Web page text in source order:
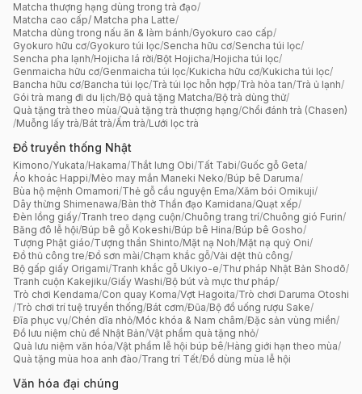
Matcha thượng hạng dùng trong trà đạo/
Matcha cao cấp/ Matcha pha Latte/
Matcha dùng trong nấu ăn & làm bánh/Gyokuro cao cấp/
Gyokuro hữu cơ/Gyokuro túi lọc/Sencha hữu cơ/Sencha túi lọc/
Sencha pha lạnh/Hojicha lá rời/Bột Hojicha/Hojicha túi lọc/
Genmaicha hữu cơ/Genmaicha túi lọc/Kukicha hữu cơ/Kukicha túi lọc/
Bancha hữu cơ/Bancha túi lọc/Trà túi lọc hỗn hợp/Trà hòa tan/Trà ủ lạnh/
Gói trà mang đi du lịch/Bộ quà tặng Matcha/Bộ trà dùng thử/
Quà tặng trà theo mùa/Quà tặng trà thượng hạng/Chổi đánh trà (Chasen)
/Muỗng lấy trà/Bát trà/Ấm trà/Lưới lọc trà
Đồ truyền thống Nhật
Kimono/Yukata/Hakama/Thắt lưng Obi/Tất Tabi/Guốc gỗ Geta/
Áo khoác Happi/Mèo may mắn Maneki Neko/Búp bê Daruma/
Bùa hộ mệnh Omamori/Thẻ gỗ cầu nguyện Ema/Xăm bói Omikuji/
Dây thừng Shimenawa/Bàn thờ Thần đạo Kamidana/Quạt xếp/
Đèn lồng giấy/Tranh treo dạng cuộn/Chuông trang trí/Chuông gió Furin/
Băng đô lễ hội/Búp bê gỗ Kokeshi/Búp bê Hina/Búp bê Gosho/
Tượng Phật giáo/Tượng thần Shinto/Mặt nạ Noh/Mặt nạ quỷ Oni/
Đồ thủ công tre/Đồ sơn mài/Chạm khắc gỗ/Vải dệt thủ công/
Bộ gấp giấy Origami/Tranh khắc gỗ Ukiyo-e/Thư pháp Nhật Bản Shodō/
Tranh cuộn Kakejiku/Giấy Washi/Bộ bút và mực thư pháp/
Trò chơi Kendama/Con quay Koma/Vợt Hagoita/Trò chơi Daruma Otoshi
/Trò chơi trí tuệ truyền thống/Bát cơm/Đũa/Bộ đồ uống rượu Sake/
Đĩa phục vụ/Chén dĩa nhỏ/Móc khóa & Nam châm/Đặc sản vùng miền/
Đồ lưu niệm chủ đề Nhật Bản/Vật phẩm quà tặng nhỏ/
Quà lưu niệm văn hóa/Vật phẩm lễ hội búp bê/Hàng giới hạn theo mùa/
Quà tặng mùa hoa anh đào/Trang trí Tết/Đồ dùng mùa lễ hội
Văn hóa đại chúng